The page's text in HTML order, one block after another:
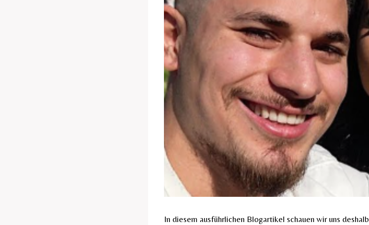
In diesem ausführlichen Blogartikel schauen wir uns deshalb